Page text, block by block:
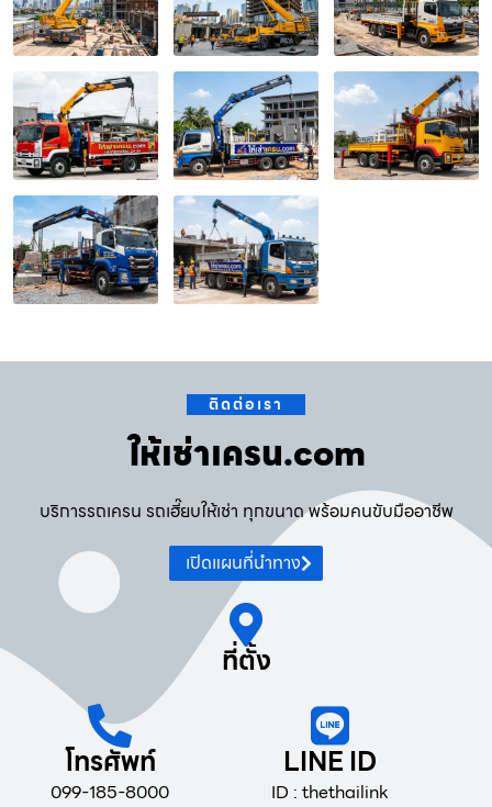
ติดต่อเรา
ให้เช่าเครน.com
บริการรถเครน รถเฮี๊ยบให้เช่า ทุกขนาด พร้อมคนขับมืออาชีพ
เปิดแผนที่นำทาง
ที่ตั้ง
โทรศัพท์
099-185-8000
LINE ID
ID : thethailink